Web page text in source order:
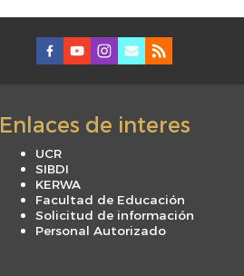
Enlaces de interes
UCR
SIBDI
KERWA
Facultad de Educación
Solicitud de información
Personal Autorizado